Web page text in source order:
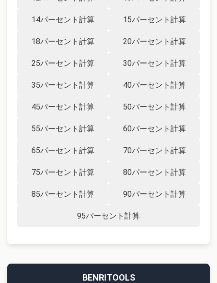
BENRITOOLS
14パーセント計算 15パーセント計算
18パーセント計算 20パーセント計算
25パーセント計算 30パーセント計算
35パーセント計算 40パーセント計算
45パーセント計算 50パーセント計算
55パーセント計算 60パーセント計算
65パーセント計算 70パーセント計算
75パーセント計算 80パーセント計算
85パーセント計算 90パーセント計算
95パーセント計算